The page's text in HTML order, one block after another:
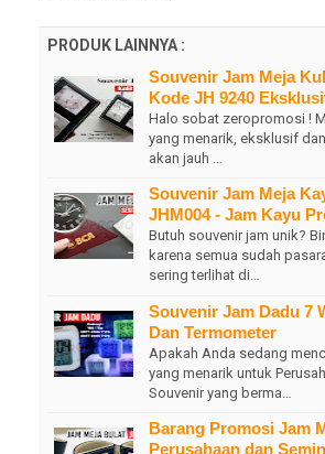
PRODUK LAINNYA :
Souvenir Jam Meja
Kode JH 9240
Halo sobat zeropromosi !
yang menarik, eksklusif
akan jauh …
Souvenir Jam Meja
JHM004 - Jam Kayu
Butuh souvenir jam unik?
karena semua sudah
sering terlihat di…
Souvenir Jam Dadu 7
Dan Termometer
Apakah Anda sedang
yang menarik untuk
Souvenir yang berma…
Barang Promosi Jam
Perusahaan dan